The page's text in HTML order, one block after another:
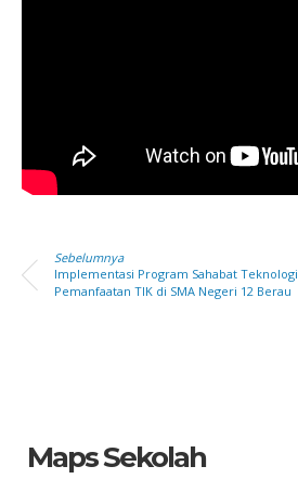
Sebelumnya
Implementasi Program Sahabat Teknologi
Pemanfaatan TIK di SMA Negeri 12 Berau
Maps Sekolah